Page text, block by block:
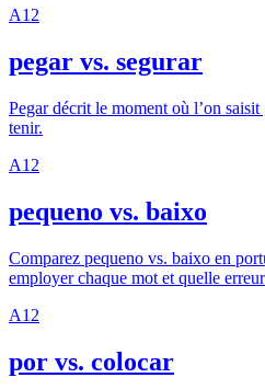
A12
pegar vs. segurar
Pegar décrit le moment où l’on
tenir.
A1 2
pequeno vs. baixo
Comparez pequeno vs. baixo en
employer chaque mot et quelle
A1 2
por vs. colocar